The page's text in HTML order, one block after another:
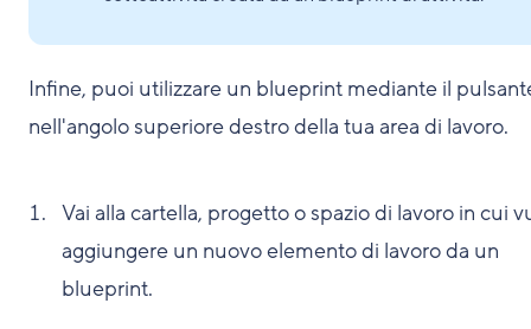
Infine, puoi utilizzare un blueprint mediante il
nell'angolo superiore destro della tua area di lavoro.
Vai alla cartella, progetto o spazio di lavoro in cui
aggiungere un nuovo elemento di lavoro da un
blueprint.